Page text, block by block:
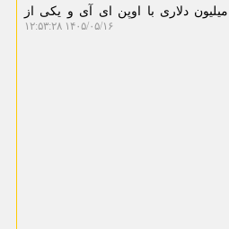
مینی کامپیوتر: وزارت دادگستری آمریکا اعلام نمود به تسویه ای 3.2 میلیون دلاری با اوپن ای آی و یکی از
۱۴۰۵/۰۵/۱۶ ۱۲:۵۳:۲۸